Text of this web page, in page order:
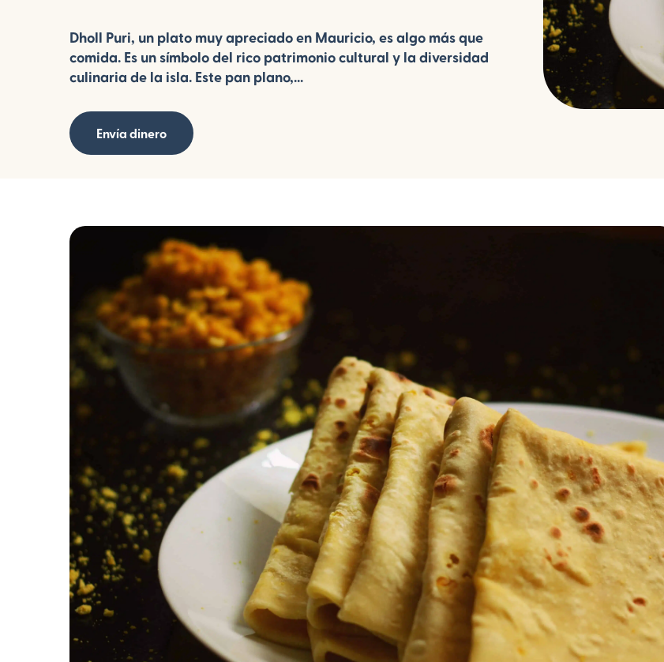
Dholl Puri, un plato muy apreciado en Mauricio, es algo más que
comida. Es un símbolo del rico patrimonio cultural y la diversidad
culinaria de la isla. Este pan plano,...
Envía dinero